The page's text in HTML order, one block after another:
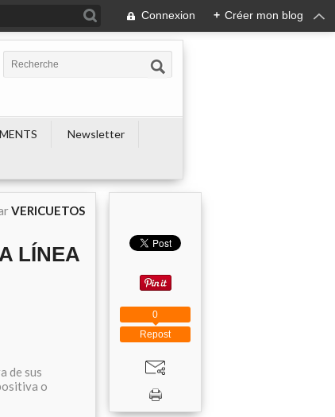
Connexion + Créer mon blog
Newsletter
VERICUETOS
LÍNEA
de sus
o
Repost
0